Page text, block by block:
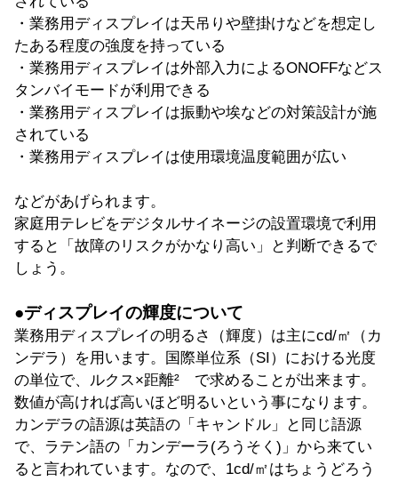
・業務用ディスプレイは天吊りや壁掛けなどを想定し
たある程度の強度を持っている
・業務用ディスプレイは外部入力によるONOFFなどス
タンバイモードが利用できる
・業務用ディスプレイは振動や埃などの対策設計が施
されている
・業務用ディスプレイは使用環境温度範囲が広い
などがあげられます。
家庭用テレビをデジタルサイネージの設置環境で利用
すると「故障のリスクがかなり高い」と判断できるで
しょう。
●ディスプレイの輝度について
業務用ディスプレイの明るさ（輝度）は主にcd/㎡（カ
ンデラ）を用います。国際単位系（SI）における光度
の単位で、ルクス×距離² で求めることが出来ます。
数値が高ければ高いほど明るいという事になります。
カンデラの語源は英語の「キャンドル」と同じ語源
で、ラテン語の「カンデーラ(ろうそく)」から来てい
ると言われています。なので、1cd/㎡はちょうどろう